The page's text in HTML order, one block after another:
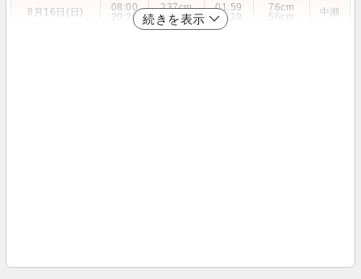
8月16日(日)
08:00
20:20
237cm
240cm
01:59
14:19
76cm
56cm
中潮
続きを表示